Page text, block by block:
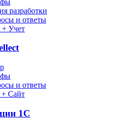
разработки
и ответы
+ Учет
и ответы
+ Сайт
1С